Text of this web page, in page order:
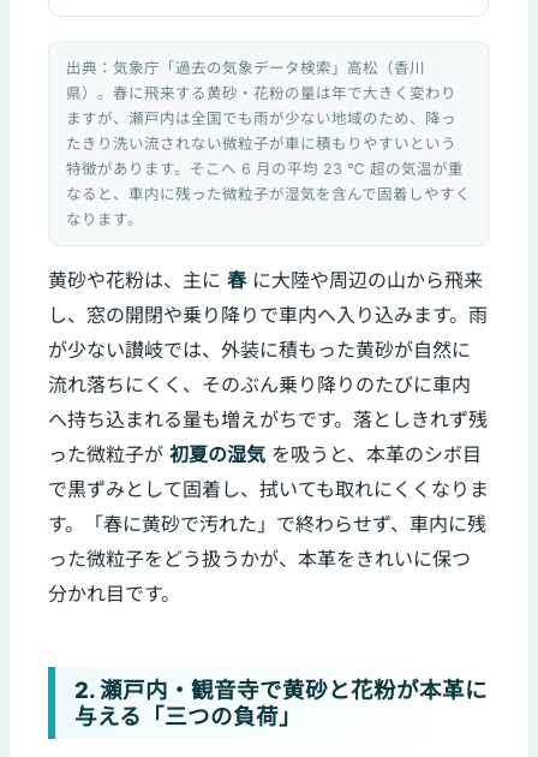
出典：気象庁「過去の気象データ検索」高松（香川
県）。春に飛来する黄砂・花粉の量は年で大きく変わり
ますが、瀬戸内は全国でも雨が少ない地域のため、降っ
たきり洗い流されない微粒子が車に積もりやすいという
特徴があります。そこへ 6 月の平均 23 ℃ 超の気温が重
なると、車内に残った微粒子が湿気を含んで固着しやすく
なります。
黄砂や花粉は、主に春に大陸や周辺の山から飛来
し、窓の開閉や乗り降りで車内へ入り込みます。雨
が少ない讃岐では、外装に積もった黄砂が自然に
流れ落ちにくく、そのぶん乗り降りのたびに車内
へ持ち込まれる量も増えがちです。落としきれず残
った微粒子が初夏の湿気 を吸うと、本革のシボ目
で黒ずみとして固着し、拭いても取れにくくなりま
す。「春に黄砂で汚れた」で終わらせず、車内に残
った微粒子をどう扱うかが、本革をきれいに保つ
分かれ目です。
2. 瀬戸内・観音寺で黄砂と花粉が本革に
与える「三つの負荷」